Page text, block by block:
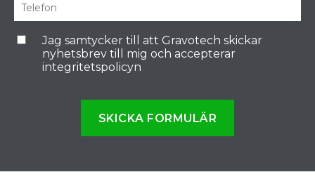
Jag samtycker till att Gravotech skickar
nyhetsbrev till mig och accepterar
integritetspolicyn
SKICKA FORMULÄR